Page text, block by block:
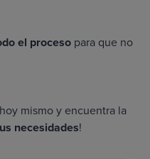
el proceso para que no
mismo y encuentra la
necesidades!